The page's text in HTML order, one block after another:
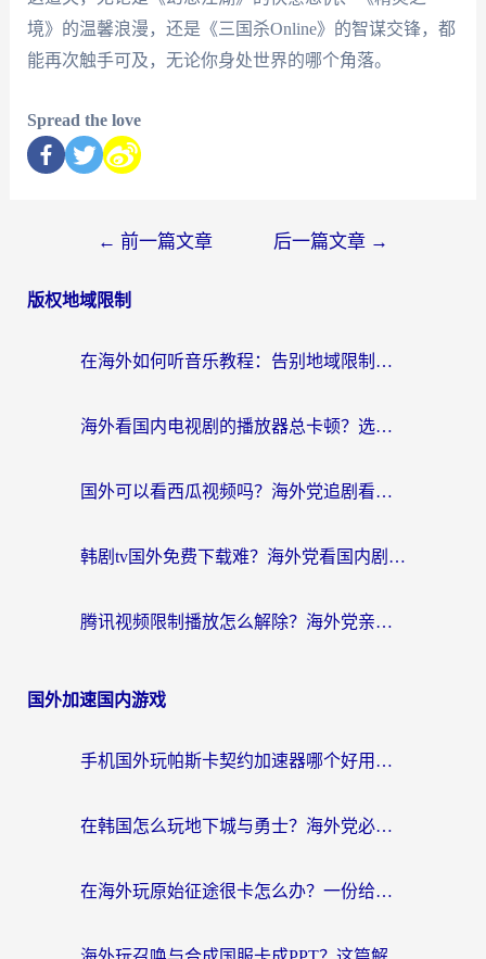
境》的温馨浪漫，还是《三国杀Online》的智谋交锋，都
能再次触手可及，无论你身处世界的哪个角落。
Spread the love
← 前一篇文章 后一篇文章 →
版权地域限制
在海外如何听音乐教程：告别地域限制，随时听见国内的声音
海外看国内电视剧的播放器总卡顿？选对回国加速器才是关键
国外可以看西瓜视频吗？海外党追剧看片的终极解决方案
韩剧tv国外免费下载难？海外党看国内剧的加速器选择指南（附实用技巧）
腾讯视频限制播放怎么解除？海外党亲测有效的回国加速指南
国外加速国内游戏
手机国外玩帕斯卡契约加速器哪个好用？海外党国服游戏之路的救星
在韩国怎么玩地下城与勇士？海外党必看的国服游戏加速全攻略
在海外玩原始征途很卡怎么办？一份给游子的终极指南